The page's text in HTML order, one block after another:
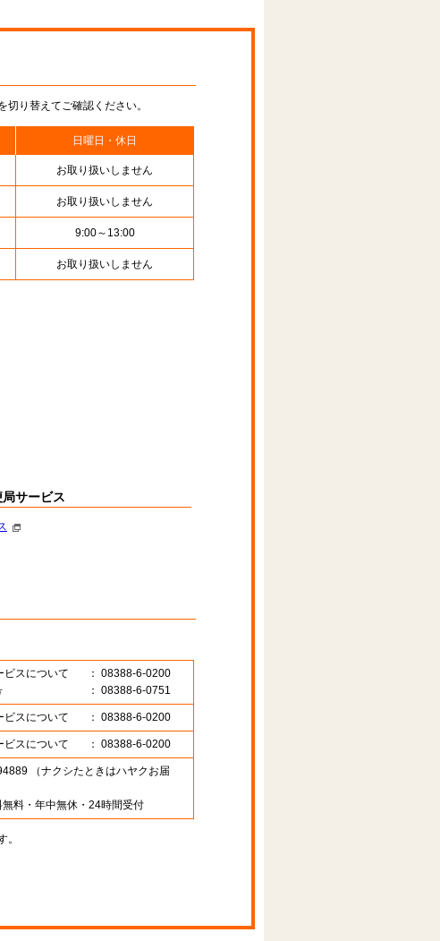
り替えてご確認ください。
日曜日・休日
お取り扱いしません
お取り扱いしません
9:00～13:00
お取り扱いしません
サービス
ビスについて
： 08388-6-0200
： 08388-6-0751
ビスについて ： 08388-6-0200
ビスについて ： 08388-6-0200
（ナクシたときはハヤクお届
料・年中無休・24時間受付
。